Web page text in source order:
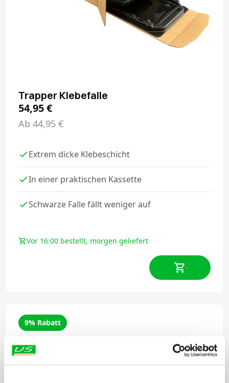
Trapper Klebefalle
54,95€
Ab 44,95 €
Extrem dicke Klebeschicht
In einer praktischen Kassette
Schwarze Falle fällt weniger auf
Vor 16:00 bestellt, morgen geliefert
9% Rabatt